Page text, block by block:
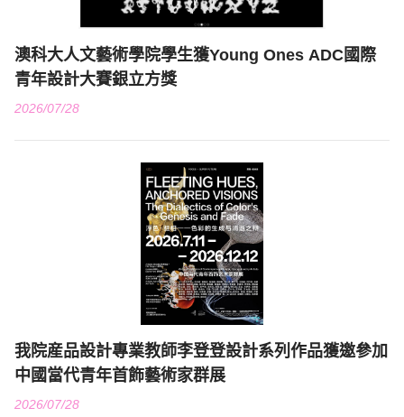
澳科大人文藝術學院學生獲Young Ones ADC國際
青年設計大賽銀立方獎
2026/07/28
我院産品設計專業教師李登登設計系列作品獲邀參加
中國當代青年首飾藝術家群展
2026/07/28